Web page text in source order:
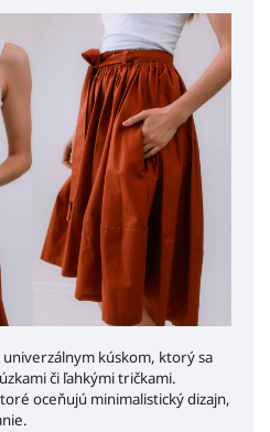
univerzálnym kúskom, ktorý sa
či ľahkými tričkami.
oceňujú minimalistický dizajn,